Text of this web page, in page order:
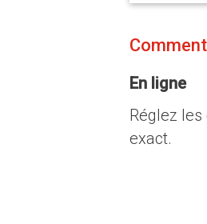
En ligne
Réglez
exact.